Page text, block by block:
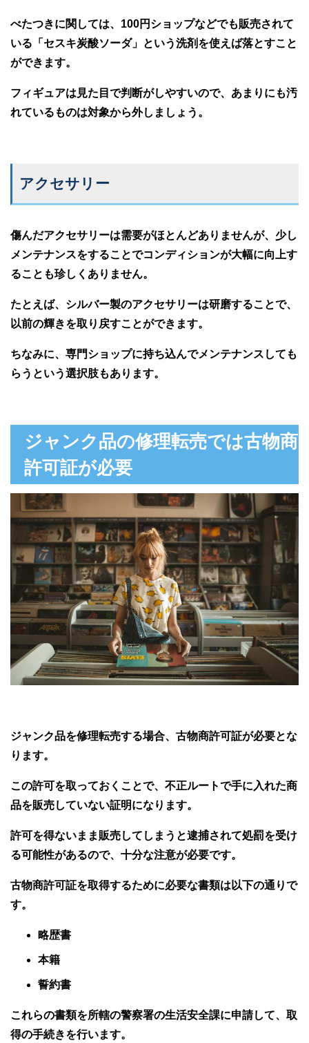
べたつきに関しては、100円ショップなどでも販売されて
いる「セスキ炭酸ソーダ」という洗剤を使えば落とすこと
ができます。
フィギュアは見た目で判断がしやすいので、あまりにも汚
れているものは対象から外しましょう。
アクセサリー
傷んだアクセサリーは需要がほとんどありませんが、少し
メンテナンスをすることでコンディションが大幅に向上す
ることも珍しくありません。
たとえば、シルバー製のアクセサリーは研磨することで、
以前の輝きを取り戻すことができます。
ちなみに、専門ショップに持ち込んでメンテナンスしても
らうという選択肢もあります。
ジャンク品の修理転売では古物商
許可証が必要
ジャンク品を修理転売する場合、古物商許可証が必要とな
ります。
この許可を取っておくことで、不正ルートで手に入れた商
品を販売していない証明になります。
許可を得ないまま販売してしまうと逮捕されて処罰を受け
る可能性があるので、十分な注意が必要です。
古物商許可証を取得するために必要な書類は以下の通りで
す。
略歴書
本籍
誓約書
これらの書類を所轄の警察署の生活安全課に申請して、取
得の手続きを行います。